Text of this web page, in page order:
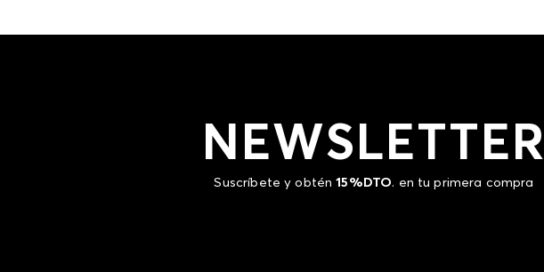
NEWSLETTER
Suscríbete y obtén15%DTO. en tu primera compra